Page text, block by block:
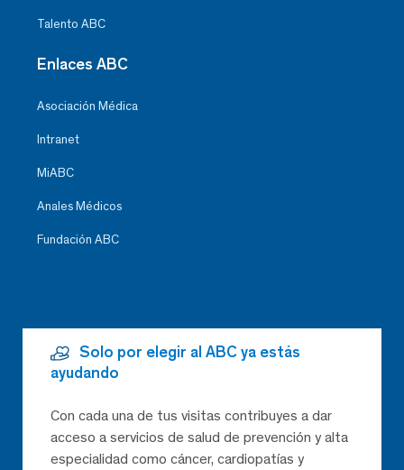
Talento ABC
Enlaces ABC
Asociación Médica
Intranet
MiABC
Anales Médicos
Fundación ABC
Solo por elegir al ABC ya estás
ayudando
Con cada una de tus visitas contribuyes a dar
acceso a servicios de salud de prevención y alta
especialidad como cáncer, cardiopatías y